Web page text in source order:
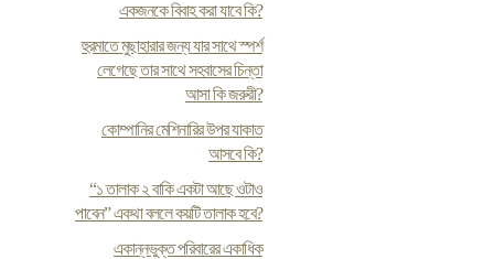
একজনকে বিবাহ করা যাবে কি?
হুরমাতে মুছাহারার জন্য যার সাথে স্পর্শ
লেগেছে তার সাথে সহবাসের চিন্তা
আসা কি জরুরী?
কোম্পানির মেশিনারির উপর যাকাত
আসবে কি?
“১ তালাক ২ বাকি একটা আছে ওটাও
পাবেন” একথা বললে কয়টি তালাক হবে?
একান্নভুক্ত পরিবারের একাধিক